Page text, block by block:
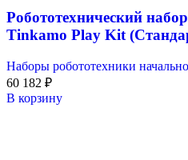
Робототехнический
Tinkamo Play Kit
Наборы робототехники
60 182 ₽
В корзину